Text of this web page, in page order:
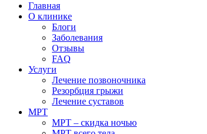
Главная
О клинике
Блоги
Заболевания
Отзывы
FAQ
Услуги
Лечение позвоночника
Резорбция грыжи
Лечение суставов
МРТ
МРТ – скидка ночью